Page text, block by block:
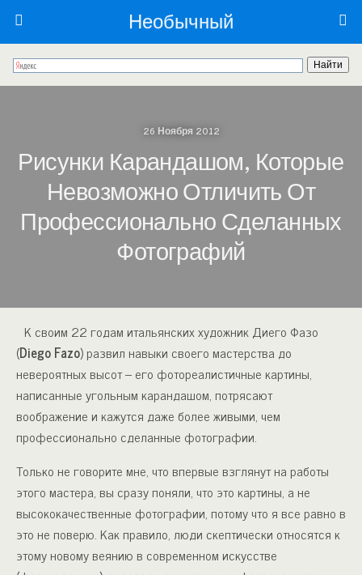
Необычный
26 Ноября 2012
Рисунки Карандашом, Которые
Невозможно Отличить От
Профессионально Сделанных
Фотографий
К своим 22 годам итальянских художник Диего Фазо
(Diego Fazo) развил навыки своего мастерства до
невероятных высот – его фотореалистичные картины,
написанные угольным карандашом, потрясают
воображение и кажутся даже более живыми, чем
профессионально сделанные фотографии.
Только не говорите мне, что впервые взглянут на работы
этого мастера, вы сразу поняли, что это картины, а не
высококачественные фотографии, потому что я все равно в
это не поверю. Как правило, люди скептически относятся к
этому новому веянию в современном искусстве